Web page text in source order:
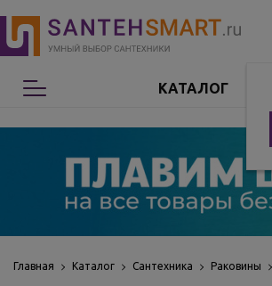
КАТАЛОГ
Сантехника
Мебель для ванной
Аксессуары для ванной
Главная Каталог Сантехника Раковины